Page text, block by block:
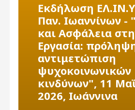
Εκδήλωση
Παν. Ιωαννίνων -
και Ασφάλεια
Εργασία:
αντιμετώπιση
ψυχοκοινωνικών
κινδύνων", 11
2026, Ιωάννινα